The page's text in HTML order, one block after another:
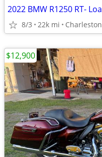
8/3 22k mi Charleston
$12,900